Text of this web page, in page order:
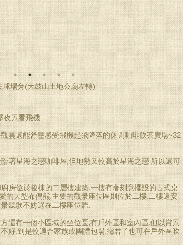
場旁(大鼓山土地公廟左轉)
夜景看飛機
雲還能舒壓感受飛機起飛降落的休閒咖啡飲茶廣場~32
著星海之戀咖啡屋,但地勢又較高於星海之戀,所以還可
房位於後棟的二層樓建築,一樓有著刻意擺設的古式桌
的大型布偶熊.主要的觀景座位區則位於二樓.二樓還安
聽歌不妨選在二樓座位聽.
還有一個小區域的坐位區,有戶外區和室內區,但以賞景
好.到是較適合家族或團體包場.癮君子也可在戶外區吹